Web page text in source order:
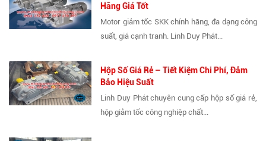
Hãng Giá Tốt
Motor giảm tốc SKK chính hãng, đa dạng công
suất, giá cạnh tranh. Linh Duy Phát...
Hộp Số Giá Rẻ – Tiết Kiệm Chi Phí, Đảm
Bảo Hiệu Suất
Linh Duy Phát chuyên cung cấp hộp số giá rẻ,
hộp giảm tốc công nghiệp chất...